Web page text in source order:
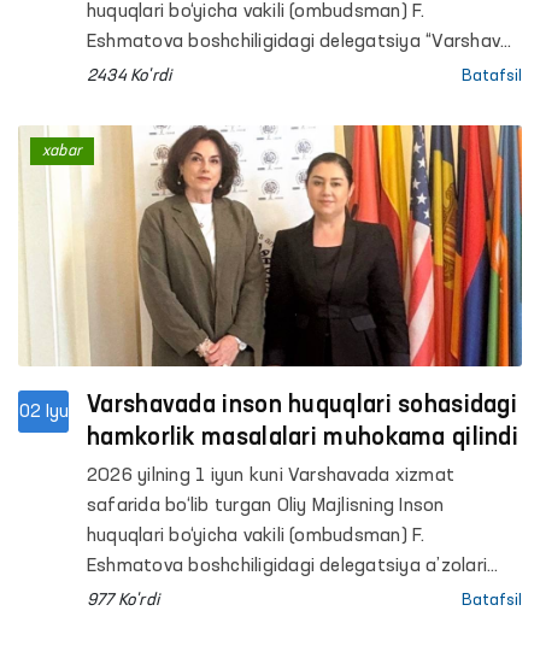
huquqlari bo‘yicha vakili (ombudsman) F.
Eshmatova boshchiligidagi delegatsiya “Varshava-
Byalolenka” tergov hibsxonasi faoliyati bilan
2434 Ko'rdi Batafsil
02 Iyu
Varshavada inson huquqlari sohasidagi
hamkorlik masalalari muhokama qilindi
2026 yilning 1 iyun kuni Varshavada xizmat
safarida bo‘lib turgan Oliy Majlisning Inson
huquqlari bo‘yicha vakili (ombudsman) F.
Eshmatova boshchiligidagi delegatsiya a’zolari
Yevropada xavfsizlik va hamkorlik tashkilotining
977 Ko'rdi Batafsil
xabar